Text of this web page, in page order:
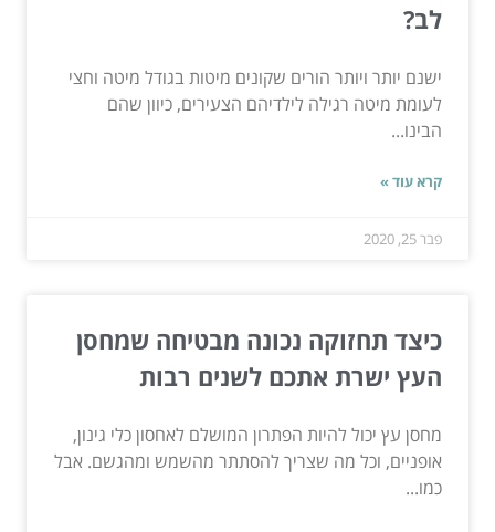
לב?
ישנם יותר ויותר הורים שקונים מיטות בגודל מיטה וחצי
לעומת מיטה רגילה לילדיהם הצעירים, כיוון שהם
הבינו...
קרא עוד »
פבר 25, 2020
כיצד תחזוקה נכונה מבטיחה שמחסן
העץ ישרת אתכם לשנים רבות
מחסן עץ יכול להיות הפתרון המושלם לאחסון כלי גינון,
אופניים, וכל מה שצריך להסתתר מהשמש ומהגשם. אבל
כמו...